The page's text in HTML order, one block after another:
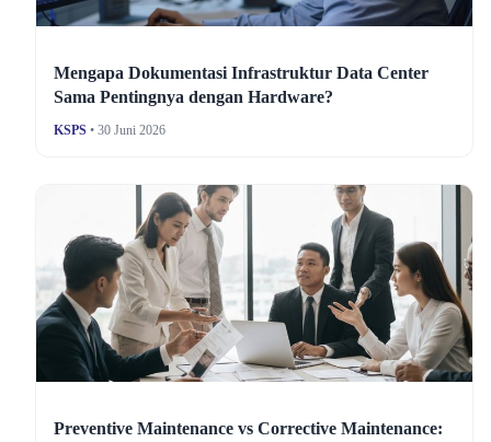
Mengapa Dokumentasi Infrastruktur Data Center
Sama Pentingnya dengan Hardware?
KSPS • 30 Juni 2026
Preventive Maintenance vs Corrective Maintenance: